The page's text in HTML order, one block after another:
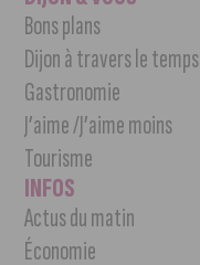
Bons plans
Dijon à travers le temps
Gastronomie
J’aime /J’aime moins
Tourisme
INFOS
Actus du matin
Économie